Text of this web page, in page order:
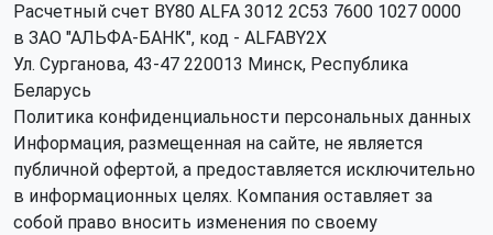
Расчетный счет BY80 ALFA 3012 2C53 7600 1027 0000
в ЗАО "АЛЬФА-БАНК", код - ALFABY2X
Ул. Сурганова, 43-47 220013 Минск, Республика
Беларусь
Политика конфиденциальности персональных данных
Информация, размещенная на сайте, не является
публичной офертой, а предоставляется исключительно
в информационных целях. Компания оставляет за
собой право вносить изменения по своему